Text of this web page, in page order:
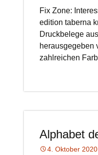
Fix Zone:
edition taberna
Druckbelege
herausgegeben
zahlreichen
Alphabet
4. Oktober 2020